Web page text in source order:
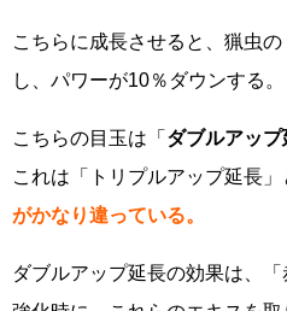
こちらに成長させると、猟虫
し、パワーが10％ダウンする。
こちらの目玉は「 ダブルアップ
これは「トリプルアップ延長」
がかなり違っている。
ダブルアップ延長の効果は、